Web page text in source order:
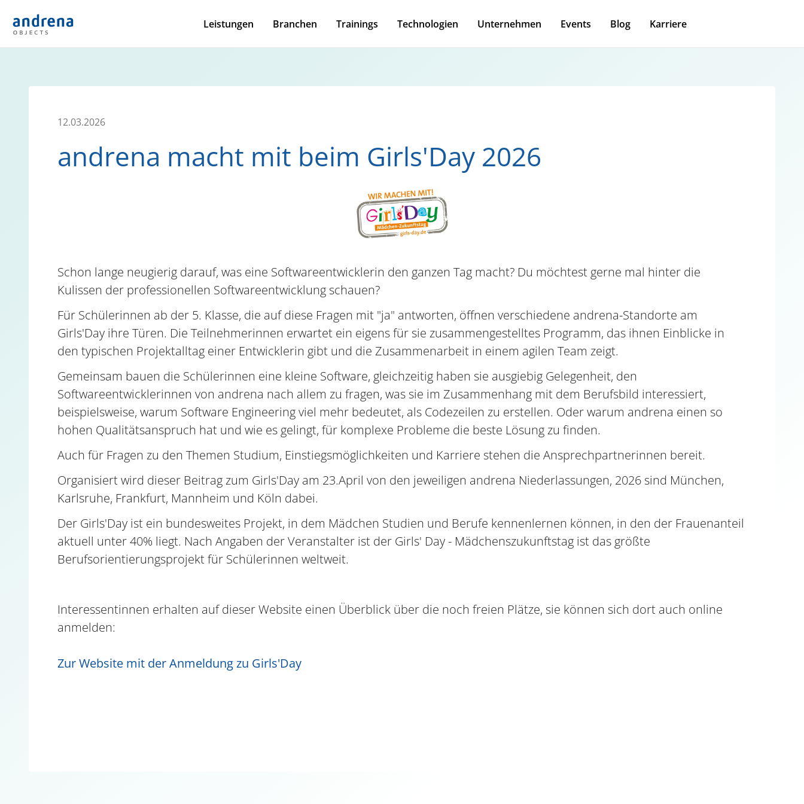
Leistungen Branchen Trainings Technologien Unternehmen Events Blog Karriere
12.03.2026
andrena macht mit beim Girls'Day 2026
Schon lange neugierig darauf, was eine Softwareentwicklerin den ganzen Tag macht? Du möchtest gerne mal hinter die
Kulissen der professionellen Softwareentwicklung schauen?
Für Schülerinnen ab der 5. Klasse, die auf diese Fragen mit "ja" antworten, öffnen verschiedene andrena-Standorte am
Girls'Day ihre Türen. Die Teilnehmerinnen erwartet ein eigens für sie zusammengestelltes Programm, das ihnen Einblicke in
den typischen Projektalltag einer Entwicklerin gibt und die Zusammenarbeit in einem agilen Team zeigt.
Gemeinsam bauen die Schülerinnen eine kleine Software, gleichzeitig haben sie ausgiebig Gelegenheit, den
Softwareentwicklerinnen von andrena nach allem zu fragen, was sie im Zusammenhang mit dem Berufsbild interessiert,
beispielsweise, warum Software Engineering viel mehr bedeutet, als Codezeilen zu erstellen. Oder warum andrena einen so
hohen Qualitätsanspruch hat und wie es gelingt, für komplexe Probleme die beste Lösung zu finden.
Auch für Fragen zu den Themen Studium, Einstiegsmöglichkeiten und Karriere stehen die Ansprechpartnerinnen bereit.
Organisiert wird dieser Beitrag zum Girls'Day am 23.April von den jeweiligen andrena Niederlassungen, 2026 sind München,
Karlsruhe, Frankfurt, Mannheim und Köln dabei.
Der Girls'Day ist ein bundesweites Projekt, in dem Mädchen Studien und Berufe kennenlernen können, in den der Frauenanteil
aktuell unter 40% liegt. Nach Angaben der Veranstalter ist der Girls' Day - Mädchenszukunftstag ist das größte
Berufsorientierungsprojekt für Schülerinnen weltweit.
Interessentinnen erhalten auf dieser Website einen Überblick über die noch freien Plätze, sie können sich dort auch online
anmelden:
Zur Website mit der Anmeldung zu Girls'Day